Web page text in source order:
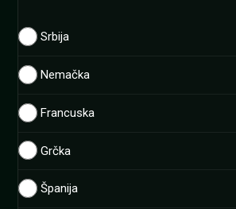
Srbija
Nemačka
Francuska
Grčka
Španija